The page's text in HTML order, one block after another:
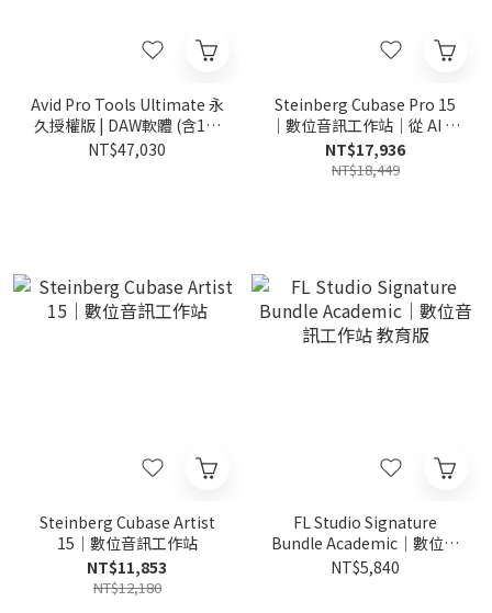
Avid Pro Tools Ultimate 永
久授權版 | DAW軟體 (含1年
升級與支援)
NT$47,030
Steinberg Cubase Pro 15
｜數位音訊工作站｜從 AI 升
級版
NT$17,936
NT$18,449
Steinberg Cubase Artist
15｜數位音訊工作站
NT$11,853
NT$12,180
FL Studio Signature
Bundle Academic｜數位音
訊工作站 教育版
NT$5,840